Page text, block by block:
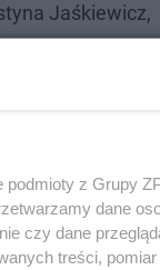
Jaśkiewicz,
z Grupy
dane
czy dane
treści,